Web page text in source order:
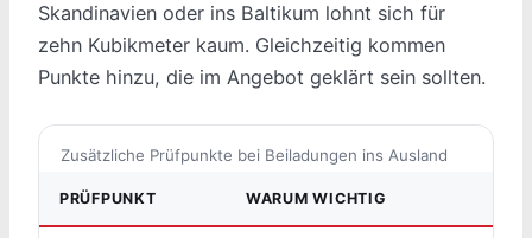
Skandinavien oder ins Baltikum lohnt sich für
zehn Kubikmeter kaum. Gleichzeitig kommen
Punkte hinzu, die im Angebot geklärt sein sollten.
Zusätzliche Prüfpunkte bei Beiladungen ins Ausland
PRÜFPUNKT WARUM WICHTIG